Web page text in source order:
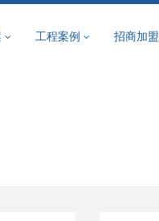
工程案例 招商加盟